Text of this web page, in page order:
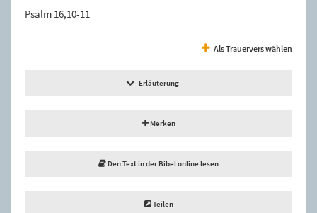
Psalm 16,10-11
Als Trauervers wählen
Erläuterung
Merken
Den Text in der Bibel online lesen
Teilen